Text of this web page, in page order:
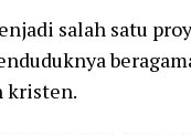
salah satu
kristen.